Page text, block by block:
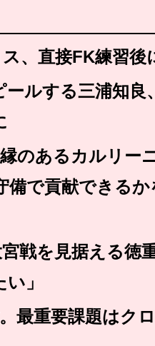
、直接FK練習後
ルする三浦知良
のあるカルリー
備で貢献できる
戦を見据える徳
」
最重要課題はク